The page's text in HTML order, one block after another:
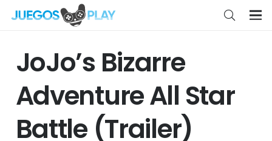
JoJo’s Bizarre
Adventure All Star
Battle (Trailer)